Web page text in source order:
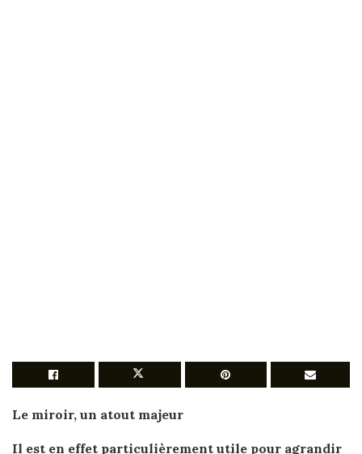
Le miroir, un atout majeur
Il est en effet particulièrement utile pour agrandir